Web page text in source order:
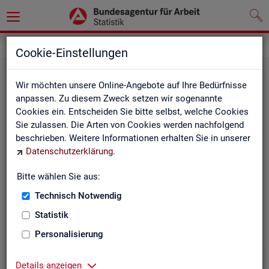
Cookie-Einstellungen
Wir möchten unsere Online-Angebote auf Ihre Bedürfnisse
anpassen. Zu diesem Zweck setzen wir sogenannte
Cookies ein. Entscheiden Sie bitte selbst, welche Cookies
Sie zulassen. Die Arten von Cookies werden nachfolgend
beschrieben. Weitere Informationen erhalten Sie in unserer
Datenschutzerklärung.
Bitte wählen Sie aus:
Technisch Notwendig
Statistik
Personalisierung
Details anzeigen
Hier stehen unsere Basisgrundlagen:
Kurzinformationen, Glossar, Kennzahlensteckbriefe,